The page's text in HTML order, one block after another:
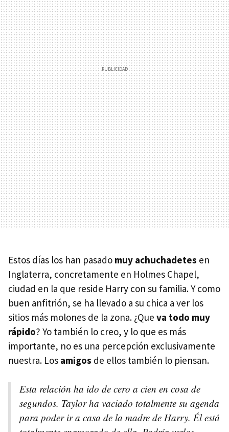
Estos días los han pasado muy achuchadetes en
Inglaterra, concretamente en Holmes Chapel,
ciudad en la que reside Harry con su familia. Y como
buen anfitrión, se ha llevado a su chica a ver los
sitios más molones de la zona. ¿Que va todo muy
rápido? Yo también lo creo, y lo que es más
importante, no es una percepción exclusivamente
nuestra. Los amigos de ellos también lo piensan.
Esta relación ha ido de cero a cien en cosa de
segundos. Taylor ha vaciado totalmente su agenda
para poder ir a casa de la madre de Harry. Él está